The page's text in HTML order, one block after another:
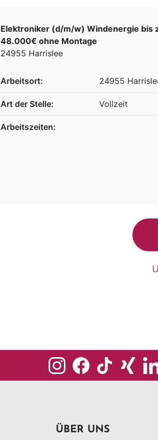
Elektroniker (d/m/w) Windenergie bis
48.000€ ohne Montage
24955 Harrislee
Arbeitsort: 24955
Art der Stelle: Vollzeit
Arbeitszeiten:
ÜBER UNS